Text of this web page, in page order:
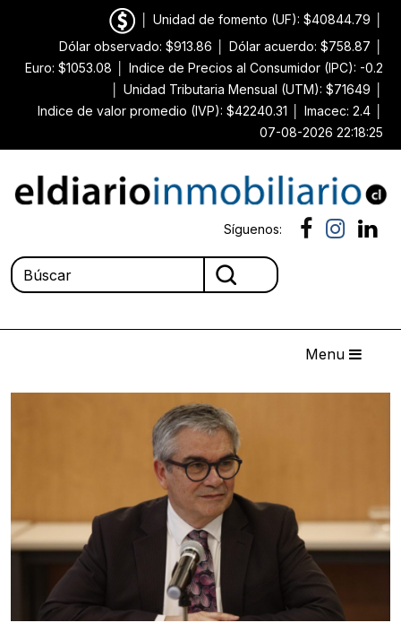
Unidad de fomento (UF): $40844.79
Dólar observado: $913.86
Dólar acuerdo: $758.87
Euro: $1053.08
Indice de Precios al Consumidor (IPC): -0.2
Unidad Tributaria Mensual (UTM): $71649
Indice de valor promedio (IVP): $42240.31
Imacec: 2.4
07-08-2026 22:18:25
Síguenos:
Menu